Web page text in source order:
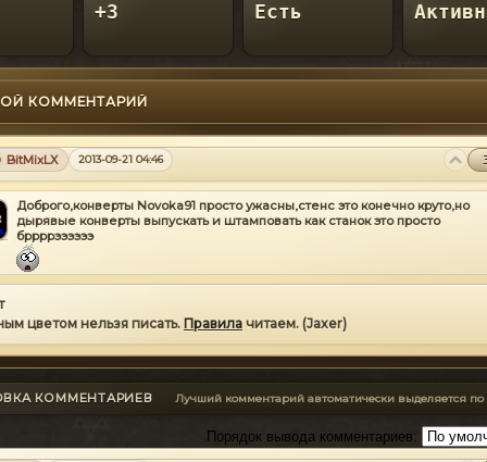
+3 Есть
КОММЕНТАРИЙ
BitMixLX 2013-09-21 04:46
Доброго,конверты Novoka91 просто ужасны,стенс это конечно круто,но
дырявые конверты выпускать и штамповать как станок это просто
бррррээээээ
цветом нельзя писать. Правила читаем. (Jaxer)
КОММЕНТАРИЕВ Лучший комментарий автоматически выделяется по
Порядок вывода комментариев: